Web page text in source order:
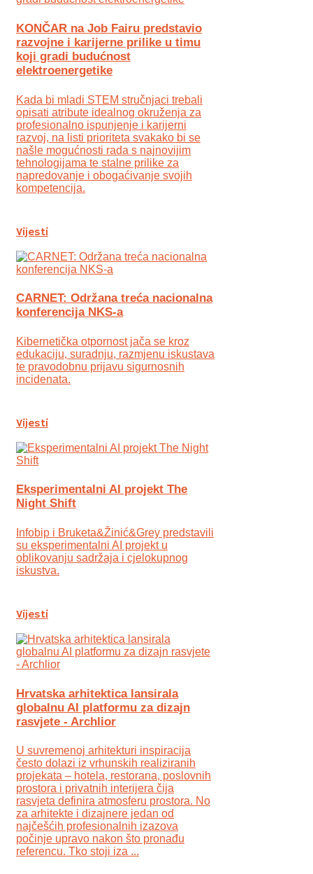
KONČAR na Job Fairu predstavio
razvojne i karijerne prilike u timu
koji gradi budućnost
elektroenergetike
Kada bi mladi STEM stručnjaci trebali
opisati atribute idealnog okruženja za
profesionalno ispunjenje i karijerni
razvoj, na listi prioriteta svakako bi se
našle mogućnosti rada s najnovijim
tehnologijama te stalne prilike za
napredovanje i obogaćivanje svojih
kompetencija.
Vijesti
CARNET: Održana treća nacionalna
konferencija NKS-a
Kibernetička otpornost jača se kroz
edukaciju, suradnju, razmjenu iskustava
te pravodobnu prijavu sigurnosnih
incidenata.
Vijesti
Eksperimentalni AI projekt The
Night Shift
Infobip i Bruketa&Žinić&Grey predstavili
su eksperimentalni AI projekt u
oblikovanju sadržaja i cjelokupnog
iskustva.
Vijesti
Hrvatska arhitektica lansirala
globalnu AI platformu za dizajn
rasvjete - Archlior
U suvremenoj arhitekturi inspiracija
često dolazi iz vrhunskih realiziranih
projekata – hotela, restorana, poslovnih
prostora i privatnih interijera čija
rasvjeta definira atmosferu prostora. No
za arhitekte i dizajnere jedan od
najčešćih profesionalnih izazova
počinje upravo nakon što pronađu
referencu. Tko stoji iza ...